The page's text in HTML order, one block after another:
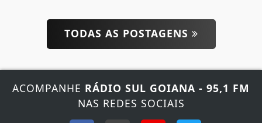
TODAS AS POSTAGENS
ACOMPANHE RÁDIO SUL GOIANA - 95,1 FM
NAS REDES SOCIAIS